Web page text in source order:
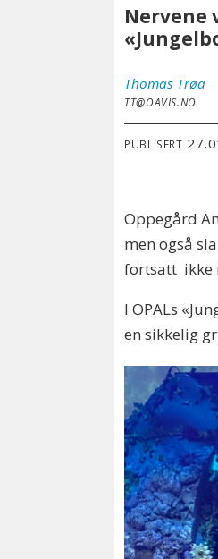
Nervene
Thomas Trøa
TT@OAVIS.NO
PUBLISERT
Oppegård
men også
fortsatt ikke
I OPALs
en sikkelig